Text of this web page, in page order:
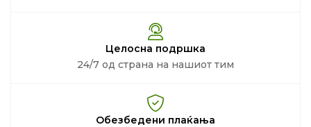
Целосна подршка
24/7 од страна на нашиот тим
Обезбедени плаќања